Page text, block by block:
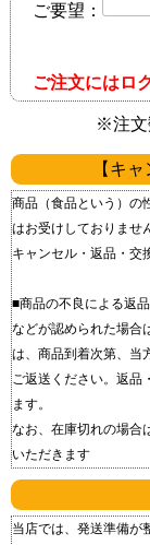
ご要望：
ご注文にはロ
※注文
【キ
商品（食品という）の
はお受けしておりませ
キャンセル・返品・交
■商品の不良による返
などが認められた場合
は、商品到着次第、当
ご返送ください。 返
ます。
なお、在庫切れの場合
いただきます
当店では、発送準備が